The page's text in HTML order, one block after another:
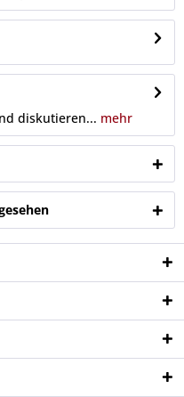
diskutieren... mehr